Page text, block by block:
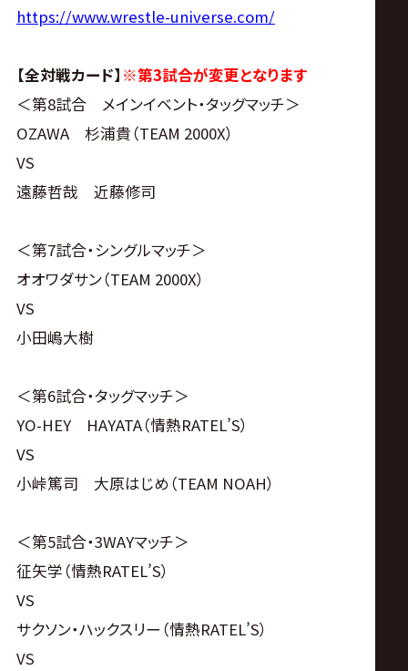
https://www.wrestle-universe.com/
【全対戦カード】 ※第3試合が変更となります
＜第8試合 メインイベント・タッグマッチ＞
OZAWA 杉浦貴（TEAM 2000X）
VS
遠藤哲哉 近藤修司
＜第7試合・シングルマッチ＞
オオワダサン（TEAM 2000X）
VS
小田嶋大樹
＜第6試合・タッグマッチ＞
YO-HEY HAYATA（情熱RATEL’S）
VS
小峠篤司 大原はじめ（TEAM NOAH）
＜第5試合・3WAYマッチ＞
征矢学（情熱RATEL’S）
VS
サクソン・ハックスリー（情熱RATEL’S）
VS